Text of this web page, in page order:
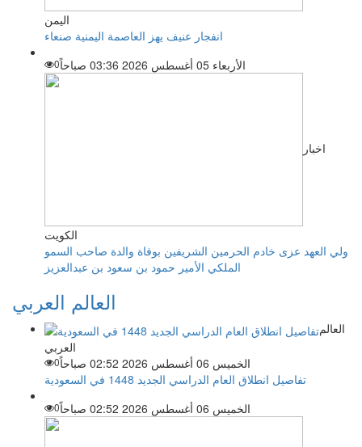
اليمن
انفجار عنيف يهز العاصمة اليمنية صنعاء
الأربعاء 05 أغسطس 2026 03:36 صباحاً
0
اخبار
الكويت
ولي العهد عزى خادم الحرمين الشريفين بوفاة والدة صاحب السمو
الملكي الأمير حمود بن سعود بن عبدالعزيز
العالم العربي
العالم
العربي
الخميس 06 أغسطس 2026 02:52 صباحاً
0
تفاصيل انطلاق العام الدراسي الجديد 1448 في السعودية
الخميس 06 أغسطس 2026 02:52 صباحاً
0